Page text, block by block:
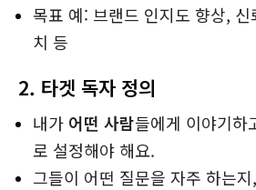
목표 예: 브랜드 인지도 향상,
치 등
2. 타겟 독자 정의
내가 어떤 사람들에게 이야기하
로 설정해야 해요.
그들이 어떤 질문을 자주 하는